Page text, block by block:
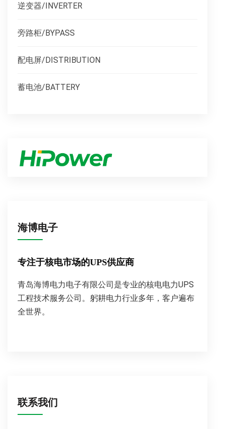
逆变器/INVERTER
旁路柜/BYPASS
配电屏/DISTRIBUTION
蓄电池/BATTERY
海博电子
专注于核电市场的UPS供应商
青岛海博电力电子有限公司是专业的核电电力UPS
工程技术服务公司。躬耕电力行业多年，客户遍布
全世界。
联系我们